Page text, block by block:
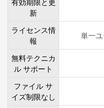
新
ライセンス情
報
単一
無料テクニカ
ル サポート
ファイル サ
イズ制限なし